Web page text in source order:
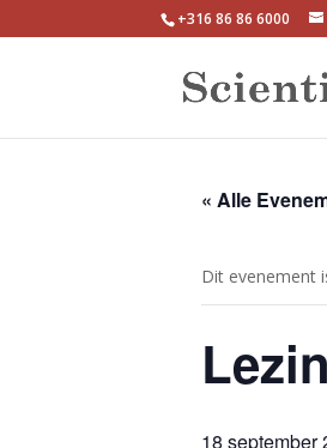
+316 86 86 6000
« Alle
Dit evenement
18 september